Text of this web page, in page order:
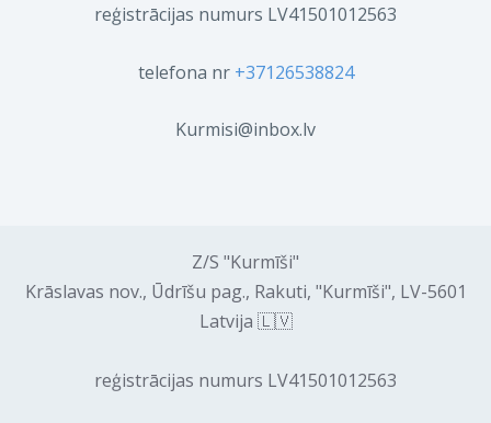
reģistrācijas numurs LV41501012563
telefona nr +37126538824
Kurmisi@inbox.lv
Z/S "Kurmīši"
Krāslavas nov., Ūdrīšu pag., Rakuti, "Kurmīši", LV-5601
Latvija 🇱🇻
reģistrācijas numurs LV41501012563